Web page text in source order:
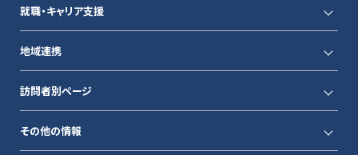
就職・キャリア支援
地域連携
訪問者別ページ
その他の情報